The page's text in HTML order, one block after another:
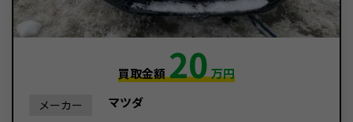
買取金額20万円
メーカー マツダ